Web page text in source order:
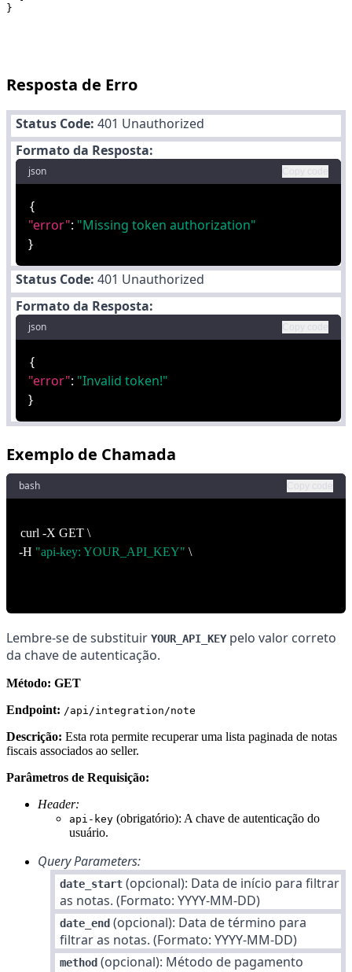
}
Resposta de Erro
Status Code: 401 Unauthorized
Formato da Resposta:
json
{
"error": "Missing token authorization"
}
Status Code: 401 Unauthorized
Formato da Resposta:
json
{
"error": "Invalid token!"
}
Exemplo de Chamada
bash
curl -X GET \
-H "api-key: YOUR_API_KEY" \
Lembre-se de substituir YOUR_API_KEYpelo valor correto
da chave de autenticação.
Método: GET
Endpoint: /api/integration/note
Descrição: Esta rota permite recuperar uma lista paginada de notas
fiscais associados ao seller.
Parâmetros de Requisição:
Header:
api-key (obrigatório): A chave de autenticação do
usuário.
Query Parameters:
date_start (opcional): Data de início para filtrar
as notas. (Formato: YYYY-MM-DD)
date_end (opcional): Data de término para
filtrar as notas. (Formato: YYYY-MM-DD)
method (opcional): Método de pagamento